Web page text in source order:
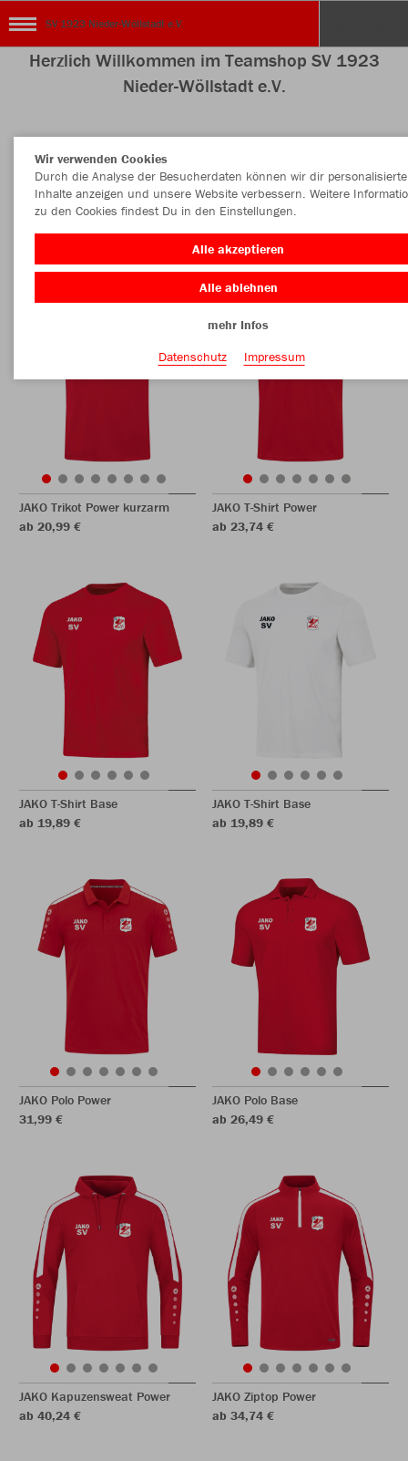
SV 1923 Nieder-Wöllstadt e.V.
Herzlich Willkommen im Teamshop SV 1923
Nieder-Wöllstadt e.V.
Nachhaltig Farbe
JAKO Trikot Power kurzarm
ab 20,99 €
JAKO T-Shirt Power
ab 23,74 €
JAKO T-Shirt Base
ab 19,89 €
JAKO T-Shirt Base
ab 19,89 €
JAKO Polo Power
31,99 €
JAKO Polo Base
ab 26,49 €
JAKO Kapuzensweat Power
ab 40,24 €
JAKO Ziptop Power
ab 34,74 €
Wir verwenden Cookies
Durch die Analyse der Besucherdaten können wir dir personalisierte
Inhalte anzeigen und unsere Website verbessern. Weitere
zu den Cookies findest Du in den Einstellungen.
Alle akzeptieren
Alle ablehnen
mehr Infos
Datenschutz
Impressum